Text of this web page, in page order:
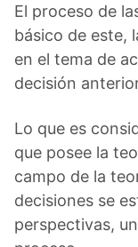
El proceso de
básico de este,
en el tema de
decisión
Lo que es
que posee la
campo de la
decisiones se
perspectivas,